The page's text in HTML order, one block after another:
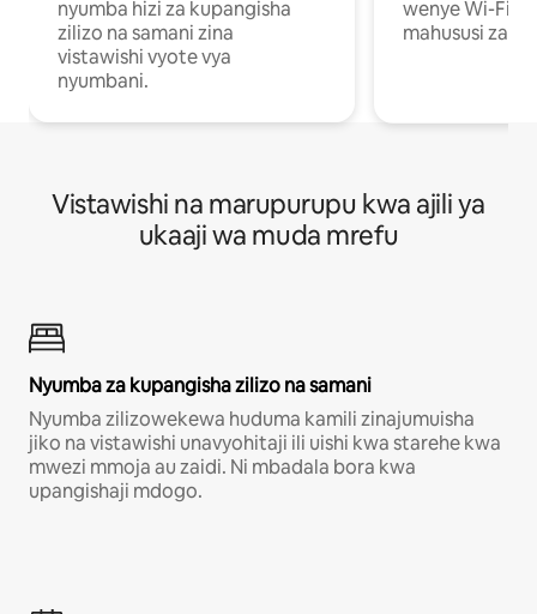
nyumba hizi za kupangisha
zilizo na samani zina
vistawishi vyote vya
nyumbani.
wenye Wi-Fi
mahususi za
Vistawishi na marupurupu kwa ajili ya
ukaaji wa muda mrefu
Nyumba za kupangisha zilizo na samani
Nyumba zilizowekewa huduma kamili zinajumuisha
jiko na vistawishi unavyohitaji ili uishi kwa starehe kwa
mwezi mmoja au zaidi. Ni mbadala bora kwa
upangishaji mdogo.